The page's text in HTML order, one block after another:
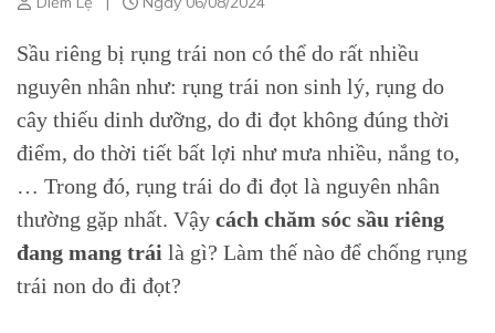
Sầu riêng bị rụng trái non có thể do rất nhiều
nguyên nhân như: rụng trái non sinh lý, rụng do
cây thiếu dinh dưỡng, do đi đọt không đúng thời
điểm, do thời tiết bất lợi như mưa nhiều, nắng to,
… Trong đó, rụng trái do đi đọt là nguyên nhân
thường gặp nhất. Vậy cách chăm sóc sầu riêng
đang mang trái là gì? Làm thế nào để chống rụng
trái non do đi đọt?